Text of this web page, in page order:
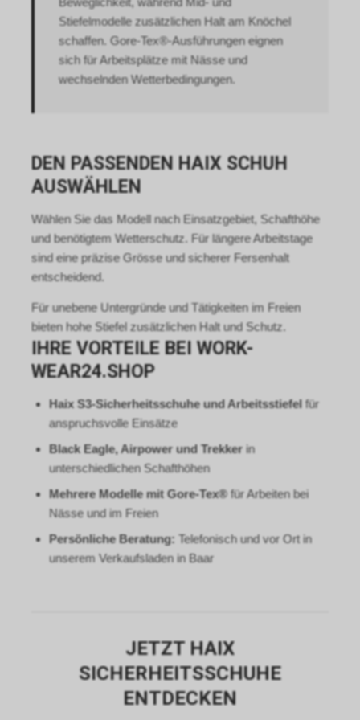
Stiefelmodelle zusätzlichen Halt am Knöchel
schaffen. Gore-Tex®-Ausführungen eignen
sich für Arbeitsplätze mit Nässe und
wechselnden Wetterbedingungen.
DEN PASSENDEN HAIX SCHUH
AUSWÄHLEN
Wählen Sie das Modell nach Einsatzgebiet, Schafthöhe
und benötigtem Wetterschutz. Für längere Arbeitstage
sind eine präzise Grösse und sicherer Fersenhalt
entscheidend.
Für unebene Untergründe und Tätigkeiten im Freien
bieten hohe Stiefel zusätzlichen Halt und Schutz.
IHRE VORTEILE BEI WORK-
WEAR24.SHOP
Haix S3-Sicherheitsschuhe und Arbeitsstiefel für
anspruchsvolle Einsätze
Black Eagle, Airpower und Trekker in
unterschiedlichen Schafthöhen
Mehrere Modelle mit Gore-Tex®für Arbeiten bei
Nässe und im Freien
Persönliche Beratung: Telefonisch und vor Ort in
unserem Verkaufsladen in Baar
JETZT HAIX
SICHERHEITSSCHUHE
ENTDECKEN
personenbezogener Daten der
Nutzer verweisen wir auf die
entsprechenden Hinweise zu
den Google-Diensten.
Nutzungsrichtlinien:
https://www.google.com/intl/de/
Tracking ein. Es handelt sich
hierbei um einen Dienst der
Google Ireland Limited, Gordon
House, Barrow Street, Dublin 4,
Irland, nachfolgend nur „Google“
genannt.
Im Falle einer von Ihnen erteilten
Einwilligung für diese
Verarbeitung ist
a DSGVO. Rechtsgrundlage kann
auch Art. 6 Abs. 1 lit. f DSGVO
sein. Unser berechtigtes
wirtschaftlichen Betrieb unseres
Internetauftritts.
Falls Sie auf eine von Google
geschaltete Anzeige klicken,
speichert das von uns
Tracking ein Cookie auf Ihrem
Endgerät. Diese sog.
Conversion-Cookies verlieren
mit Ablauf von 30 Tagen ihre
Gültigkeit und dienen im Übrigen
nicht Ihrer persönlichen
Identifikation.
ist und Sie eine bestimmte Seite
unseres Internetauftritts
geklickt haben und dass Sie
anschliessend auf unseren
Internetauftritt weitergeleitet
worden sind.